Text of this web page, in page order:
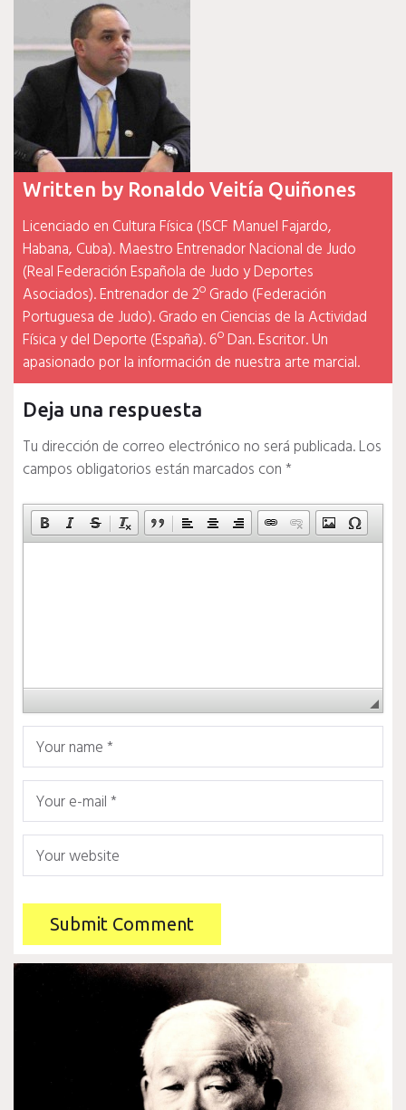
entradas
Written by Ronaldo Veitía Quiñones
Licenciado en Cultura Física (ISCF Manuel Fajardo,
Habana, Cuba). Maestro Entrenador Nacional de Judo
(Real Federación Española de Judo y Deportes
Asociados). Entrenador de 2º Grado (Federación
Portuguesa de Judo). Grado en Ciencias de la Actividad
Física y del Deporte (España). 6º Dan. Escritor. Un
apasionado por la información de nuestra arte marcial.
Deja una respuesta
Tu dirección de correo electrónico no será publicada.Los
campos obligatorios están marcados con*